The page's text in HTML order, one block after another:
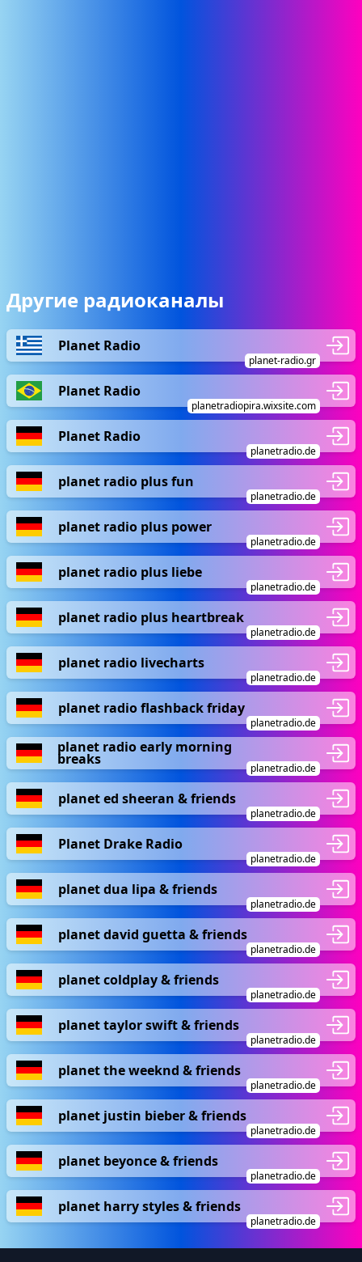
Другие радиоканалы
Planet Radio
planet-radio.gr
Planet Radio
planetradiopira.wixsite.com
Planet Radio
planetradio.de
planet radio plus fun
planetradio.de
planet radio plus power
planetradio.de
planet radio plus liebe
planetradio.de
planet radio plus heartbreak
planetradio.de
planet radio livecharts
planetradio.de
planet radio flashback friday
planetradio.de
planet radio early morning
breaks
planetradio.de
planet ed sheeran & friends
planetradio.de
Planet Drake Radio
planetradio.de
planet dua lipa & friends
planetradio.de
planet david guetta & friends
planetradio.de
planet coldplay & friends
planetradio.de
planet taylor swift & friends
planetradio.de
planet the weeknd & friends
planetradio.de
planet justin bieber & friends
planetradio.de
planet beyonce & friends
planetradio.de
planet harry styles & friends
planetradio.de